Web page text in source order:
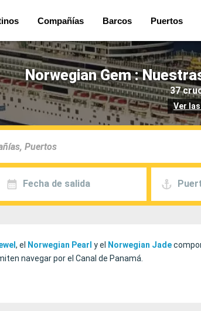
Compañías Barcos Puertos
Norwegian Gem :
37
Ver
Fecha de salida
, el Norwegian Pearl y el Norwegian Jade
navegar por el Canal de Panamá.